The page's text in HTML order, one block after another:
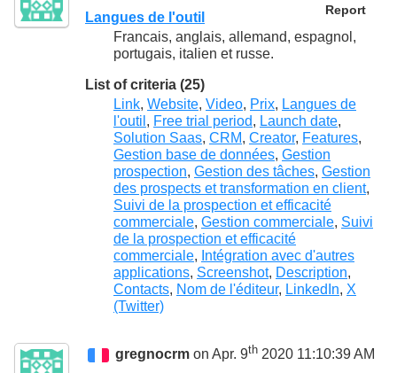
Report
Langues de l'outil
Francais, anglais, allemand, espagnol,
portugais, italien et russe.
List of criteria (25)
Link, Website, Video, Prix, Langues de
l'outil , Free trial period, Launch date,
Solution Saas, CRM, Creator, Features,
Gestion base de données, Gestion
prospection, Gestion des tâches, Gestion
des prospects et transformation en client,
Suivi de la prospection et efficacité
commerciale, Gestion commerciale, Suivi
de la prospection et efficacité
commerciale, Intégration avec d'autres
applications, Screenshot, Description,
Contacts, Nom de l'éditeur, LinkedIn, X
(Twitter)
gregnocrm on Apr. 9th 2020 11:10:39 AM